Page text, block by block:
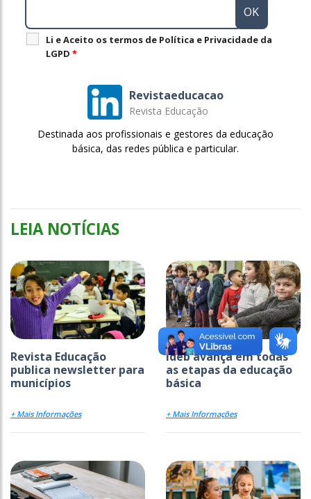
Li e Aceito os termos de Política e Privacidade da
LGPD *
Revistaeducacao
Revista Educação
Destinada aos profissionais e gestores da educação
básica, das redes pública e particular.
LEIA NOTÍCIAS
Revista Educação
publica newsletter para
municípios
+ Mais Informações
Ideb avança em todas
as etapas da educação
básica
+ Mais Informações